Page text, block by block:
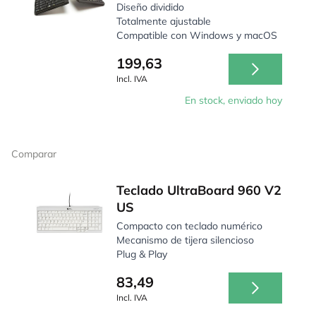
Diseño dividido
Totalmente ajustable
Compatible con Windows y macOS
199,63
Incl. IVA
En stock, enviado hoy
Comparar
Teclado UltraBoard 960 V2
US
Compacto con teclado numérico
Mecanismo de tijera silencioso
Plug & Play
83,49
Incl. IVA